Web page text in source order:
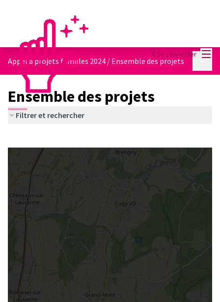
Se connecter
Appel à projets familles 2024 / Ensemble des projets
Ensemble des projets
Filtrer et rechercher